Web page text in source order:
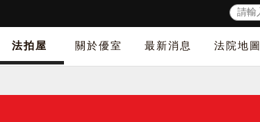
法拍屋 關於優室 最新消息 法院地圖